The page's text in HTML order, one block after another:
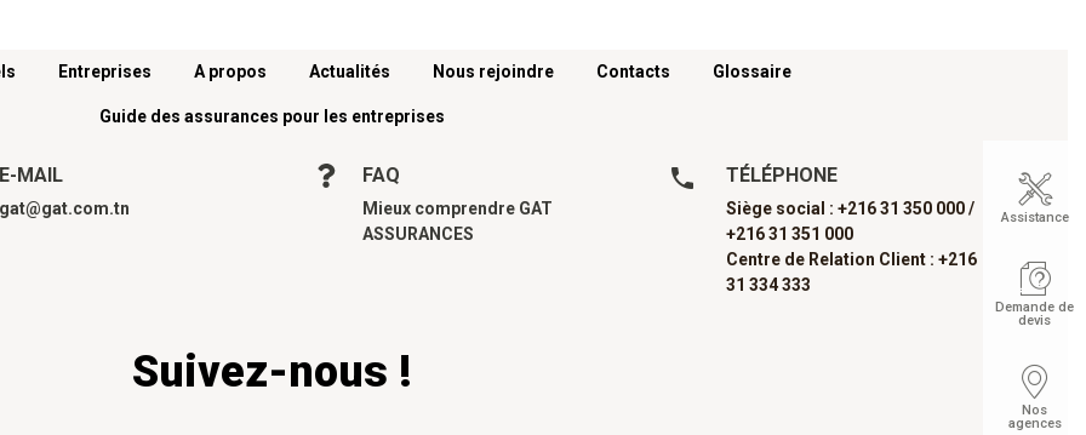
Entreprises A propos Actualités Nous rejoindre Contacts Glossaire
Guide des assurances pour les entreprises
E-MAIL
gat@gat.com.tn
FAQ
Mieux comprendre GAT
ASSURANCES
TÉLÉPHONE
Siège social : +216 31 350 000 /
+216 31 351 000
Centre de Relation Client : +216
31 334 333
Suivez-nous !
Assistance
Demande de
devis
Nos
agences